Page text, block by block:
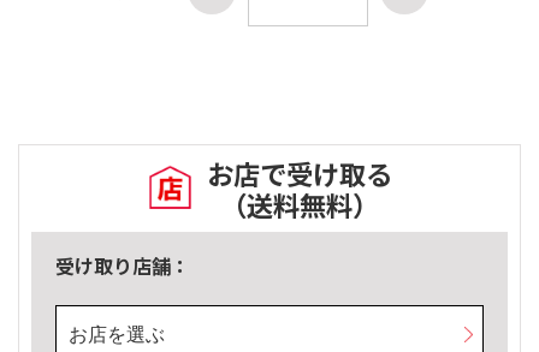
お店で受け取る
（送料無料）
受け取り店舗：
お店を選ぶ